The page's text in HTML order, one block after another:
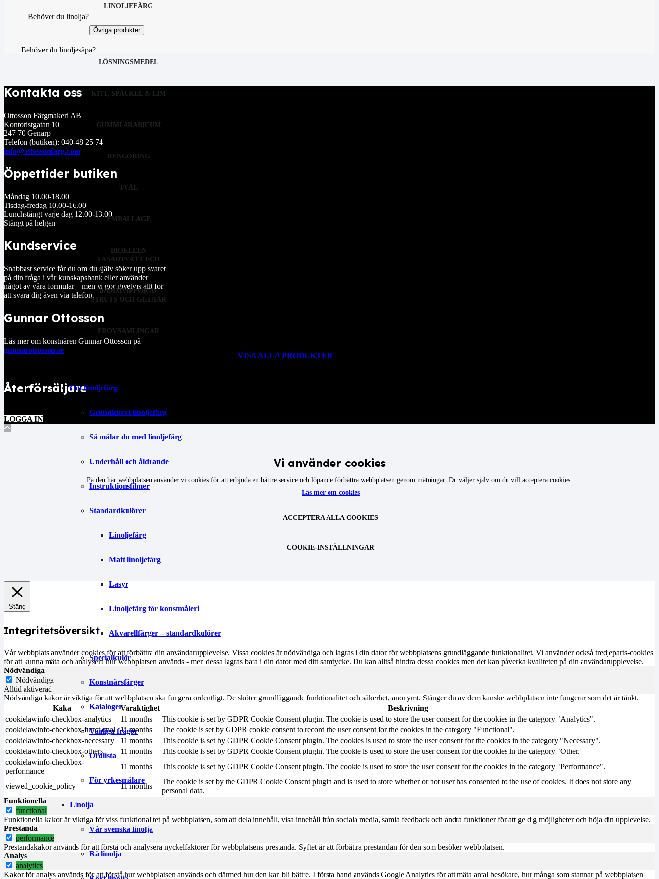
LINOLJEFÄRG
Övriga produkter
LÖSNINGSMEDEL
KITT, SPACKEL & LIM
GUMMI ARABICUM
RENGÖRING
TVÅL
EMBALLAGE
BIOKLEEN
FASADTVÄTT ECO
DAMMVIPPOR AV
STRUTS OCH GETHÅR
PROVSAMLINGAR
VISA ALLA PRODUKTER
Om linoljefärg
Grundkurs i linoljefärg
Så målar du med linoljefärg
Underhåll och åldrande
Instruktionsfilmer
Standardkulörer
Linoljefärg
Matt linoljefärg
Lasyr
Linoljefärg för konstmåleri
Akvarellfärger – standardkulörer
Specialkulör
Konstnärsfärger
Kataloger
Vanliga frågor
Ordlista
För yrkesmålare
Linolja
Vår svenska linolja
Rå linolja
Behöver du linolja?
Behöver du linoljesåpa?
Kontakta oss
Ottosson Färgmakeri AB
Kontoristgatan 10
247 70 Genarp
Telefon (butiken): 040-48 25 74
info@ottossonfarg.com
Öppettider butiken
Måndag 10.00-18.00
Tisdag-fredag 10.00-16.00
Lunchstängt varje dag 12.00-13.00
Stängt på helgen
Kundservice
Snabbast service får du om du själv söker upp svaret
på din fråga i vår kunskapsbank eller använder
något av våra formulär – men vi gör givetvis allt för
att svara dig även via telefon.
Gunnar Ottosson
Läs mer om konstnären Gunnar Ottosson på
gunnarottosson.se
Återförsäljare
LOGGA IN
Vi använder cookies
På den här webbplatsen använder vi cookies för att erbjuda en bättre service och löpande förbättra webbplatsen genom mätningar. Du väljer själv om du vill acceptera cookies.
Läs mer om cookies
ACCEPTERA ALLA COOKIES
COOKIE-INSTÄLLNINGAR
Stäng
Integritetsöversikt
Vår webbplats använder cookies för att förbättra din användarupplevelse. Vissa cookies är nödvändiga och lagras i din dator för webbplatsens grundläggande funktionalitet. Vi använder också tredjeparts-cookies
för att kunna mäta och analysera hur webbplatsen används - men dessa lagras bara i din dator med ditt samtycke. Du kan alltså hindra dessa cookies men det kan påverka kvaliteten på din användarupplevelse.
Nödvändiga
Nödvändiga
Alltid aktiverad
Nödvändiga kakor är viktiga för att webbplatsen ska fungera ordentligt. De sköter grundläggande funktionalitet och säkerhet, anonymt. Stänger du av dem kanske webbplatsen inte fungerar som det är tänkt.
Kaka
Varaktighet
Beskrivning
cookielawinfo-checkbox-analytics
11 months
This cookie is set by GDPR Cookie Consent plugin. The cookie is used to store the user consent for the cookies in the category "Analytics".
cookielawinfo-checkbox-functional
11 months
The cookie is set by GDPR cookie consent to record the user consent for the cookies in the category "Functional".
cookielawinfo-checkbox-necessary
11 months
This cookie is set by GDPR Cookie Consent plugin. The cookies is used to store the user consent for the cookies in the category "Necessary".
cookielawinfo-checkbox-others
11 months
This cookie is set by GDPR Cookie Consent plugin. The cookie is used to store the user consent for the cookies in the category "Other.
cookielawinfo-checkbox-
performance
11 months This cookie is set by GDPR Cookie Consent plugin. The cookie is used to store the user consent for the cookies in the category "Performance".
viewed_cookie_policy 11 months
The cookie is set by the GDPR Cookie Consent plugin and is used to store whether or not user has consented to the use of cookies. It does not store any
personal data.
Funktionella
functional
Funktionella kakor är viktiga för viss funktionalitet på webbplatsen, som att dela innehåll, visa innehåll från sociala media, samla feedback och andra funktioner för att ge dig möjligheter och höja din upplevelse.
Prestanda
performance
Prestandakakor används för att förstå och analysera nyckelfaktorer för webbplatsens prestanda. Syftet är att förbättra prestandan för den som besöker webbplatsen.
Analys
analytics
Kakor för analys används för att förstå hur webbplatsen används och därmed hur den kan bli bättre. I första hand används Google Analytics för att mäta antal besökare, hur många som stannar på webbplatsen